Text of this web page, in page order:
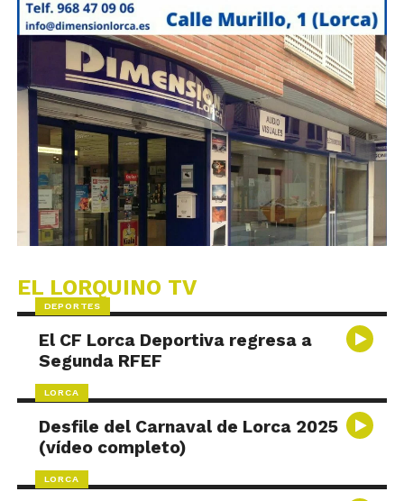
EL LORQUINO TV
DEPORTES
El CF Lorca Deportiva regresa a
Segunda RFEF
LORCA
Desfile del Carnaval de Lorca 2025
(vídeo completo)
LORCA